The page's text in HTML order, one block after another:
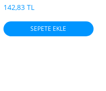
Hole Mount RJ45 Ledli (sarı-
yeşil)Modüler 8p8c Jack (180C)
Alman malı (EN=15mm
Boy11mm Yükseklik =11mm)
(Bobinsiz) (Konnektör)
142,83 TL
SEPETE EKLE